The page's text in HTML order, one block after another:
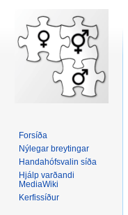
Forsíða
Nýlegar breytingar
Handahófsvalin síða
Hjálp varðandi
MediaWiki
Kerfissíður